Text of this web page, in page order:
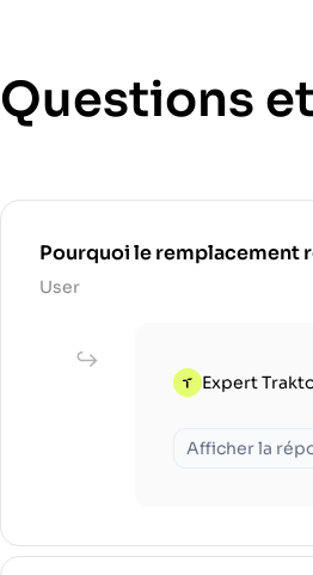
Questions
Pourquoi le remplacement
User
Expert
Afficher la